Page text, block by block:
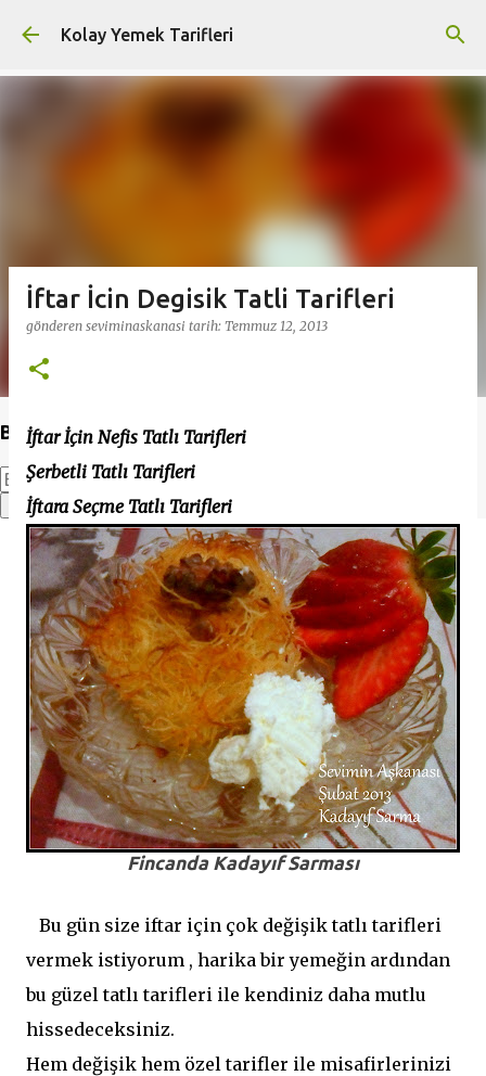
Ana içeriğe atla
Kolay Yemek Tarifleri
Bu Blogda Ara
İftar İcin Degisik Tatli Tarifleri
gönderen seviminaskanasi tarih: Temmuz 12, 2013
İftar İçin Nefis Tatlı Tarifleri
Şerbetli Tatlı Tarifleri
İftara Seçme Tatlı Tarifleri
Fincanda Kadayıf Sarması
Bu gün size iftar için çok değişik tatlı tarifleri
vermek istiyorum , harika bir yemeğin ardından
bu güzel tatlı tarifleri ile kendiniz daha mutlu
hissedeceksiniz.
Hem değişik hem özel tarifler ile misafirlerinizi